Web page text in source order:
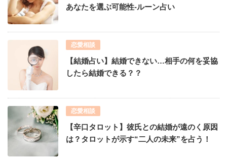
あなたを選ぶ可能性-ルーン占い
恋愛相談
【結婚占い】結婚できない…相手の何を妥協
したら結婚できる？？
恋愛相談
【辛口タロット】彼氏との結婚が遠のく原因
は？タロットが示す“二人の未来”を占う！